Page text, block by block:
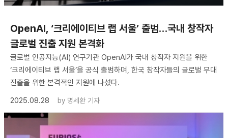
OpenAI, ‘크리에이티브 랩 서울’ 출범…국내 창작자
글로벌 진출 지원 본격화
글로벌 인공지능(AI) 연구기관 OpenAI가 국내 창작자 지원을 위한
‘크리에이티브 랩 서울’을 공식 출범하며, 한국 창작자들의 글로벌 무대
진출을 위한 본격적인 지원에 나섰다.
2025.08.28
by 명세환 기자